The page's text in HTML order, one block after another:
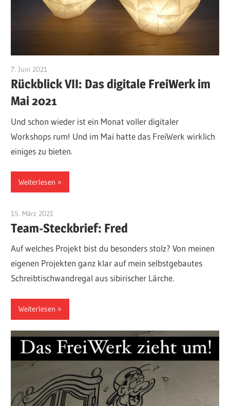
7. Juni 2021
Rückblick VII: Das digitale FreiWerk im
Mai 2021
Und schon wieder ist ein Monat voller digitaler
Workshops rum! Und im Mai hatte das FreiWerk wirklich
einiges zu bieten.
Weiterlesen
15. März 2021
Team-Steckbrief: Fred
Auf welches Projekt bist du besonders stolz? Von meinen
eigenen Projekten ganz klar auf mein selbstgebautes
Schreibtischwandregal aus sibirischer Lärche.
Weiterlesen